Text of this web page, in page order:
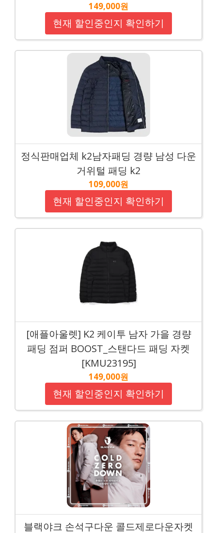
149,000원
현재 할인중인지 확인하기
정식판매업체 k2남자패딩 경량 남성 다운
거위털 패딩 k2
109,000원
현재 할인중인지 확인하기
[애플아울렛] K2 케이투 남자 가을 경량
패딩 점퍼 BOOST_스탠다드 패딩 자켓
[KMU23195]
149,000원
현재 할인중인지 확인하기
블랙야크 손석구다운 콜드제로다운자켓